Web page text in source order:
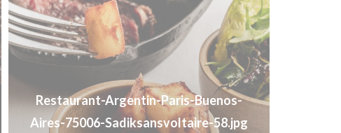
Restaurant-Argentin-Paris-Buenos-
Aires-75006-Sadiksansvoltaire-58.jpg